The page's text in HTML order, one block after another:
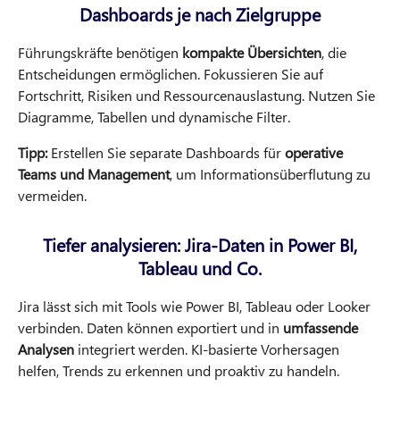
Dashboards je nach Zielgruppe
Führungskräfte benötigen kompakte Übersichten, die
Entscheidungen ermöglichen. Fokussieren Sie auf
Fortschritt, Risiken und Ressourcenauslastung. Nutzen Sie
Diagramme, Tabellen und dynamische Filter.
Tipp:Erstellen Sie separate Dashboards füroperative
Teams und Management, um Informationsüberflutung zu
vermeiden.
Tiefer analysieren: Jira-Daten in Power BI,
Tableau und Co.
Jira lässt sich mit Tools wie Power BI, Tableau oder Looker
verbinden. Daten können exportiert und in umfassende
Analysen integriert werden. KI-basierte Vorhersagen
helfen, Trends zu erkennen und proaktiv zu handeln.